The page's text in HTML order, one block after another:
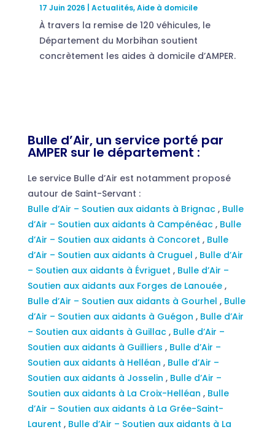
17 Juin 2026 Actualités,Aide à domicile
À travers la remise de 120 véhicules, le
Département du Morbihan soutient
concrètement les aides à domicile d’AMPER.
Bulle d’Air, un service porté par
AMPER sur le département :
Le service Bulle d’Air est notamment proposé
autour de Saint-Servant :
Bulle d’Air – Soutien aux aidants à Brignac , Bulle
d’Air – Soutien aux aidants à Campénéac , Bulle
d’Air – Soutien aux aidants à Concoret , Bulle
d’Air – Soutien aux aidants à Cruguel , Bulle d’Air
– Soutien aux aidants à Évriguet , Bulle d’Air –
Soutien aux aidants aux Forges de Lanouée ,
Bulle d’Air – Soutien aux aidants à Gourhel , Bulle
d’Air – Soutien aux aidants à Guégon , Bulle d’Air
– Soutien aux aidants à Guillac , Bulle d’Air –
Soutien aux aidants à Guilliers , Bulle d’Air –
Soutien aux aidants à Helléan , Bulle d’Air –
Soutien aux aidants à Josselin , Bulle d’Air –
Soutien aux aidants à La Croix-Helléan , Bulle
d’Air – Soutien aux aidants à La Grée-Saint-
Laurent , Bulle d’Air – Soutien aux aidants à La